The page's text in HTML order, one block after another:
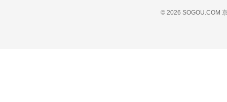
© 2026 SOGOU.COM